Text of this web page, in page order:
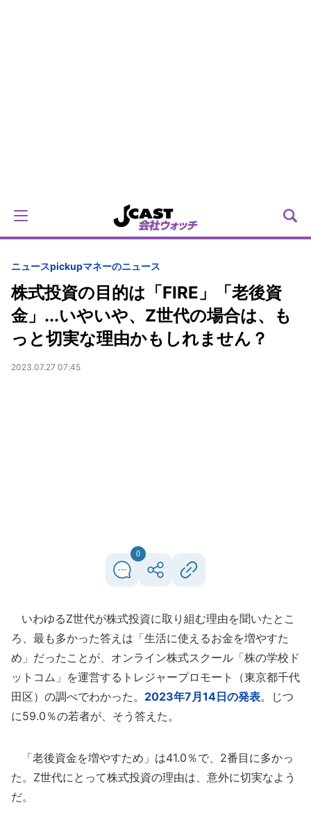
ニュースpickupマネーのニュース
株式投資の目的は「FIRE」「老後資
金」...いやいや、Z世代の場合は、も
っと切実な理由かもしれません？
2023.07.27 07:45
0
いわゆるZ世代が株式投資に取り組む理由を聞いたとこ
ろ、最も多かった答えは「生活に使えるお金を増やすた
め」だったことが、オンライン株式スクール「株の学校ド
ットコム」を運営するトレジャープロモート（東京都千代
田区）の調べでわかった。 2023年7月14日の発表。じつ
に59.0％の若者が、そう答えた。
「老後資金を増やすため」は41.0％で、2番目に多かっ
た。Z世代にとって株式投資の理由は、意外に切実なよう
だ。